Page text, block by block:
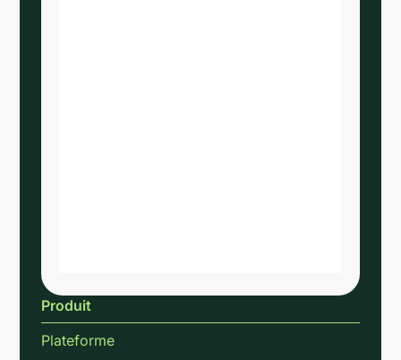
Produit
Plateforme